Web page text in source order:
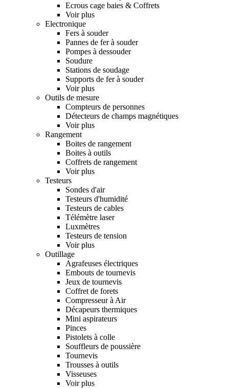
Ecrous cage baies & Coffrets
Voir plus
Electronique
Fers à souder
Pannes de fer à souder
Pompes à dessouder
Soudure
Stations de soudage
Supports de fer à souder
Voir plus
Outils de mesure
Compteurs de personnes
Détecteurs de champs magnétiques
Voir plus
Rangement
Boites de rangement
Boites à outils
Coffrets de rangement
Voir plus
Testeurs
Sondes d'air
Testeurs d'humidité
Testeurs de cables
Télémètre laser
Luxmètres
Testeurs de tension
Voir plus
Outillage
Agrafeuses électriques
Embouts de tournevis
Jeux de tournevis
Coffret de forets
Compresseur à Air
Décapeurs thermiques
Mini aspirateurs
Pinces
Pistolets à colle
Souffleurs de poussière
Tournevis
Trousses à outils
Visseuses
Voir plus